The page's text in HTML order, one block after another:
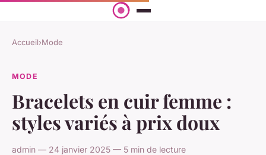
Accueil›Mode
MODE
Bracelets en cuir femme :
styles variés à prix doux
admin — 24 janvier 2025 — 5 min de lecture